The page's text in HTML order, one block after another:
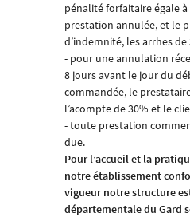
pénalité forfaitaire égale
prestation annulée, et le
d’indemnité, les arrhes de
- pour une annulation
8 jours avant le jour du
commandée, le
l’acompte de 30% et le
- toute prestation
due.
Pour l’accueil et la
notre établissement
vigueur notre structure
départementale du Gard